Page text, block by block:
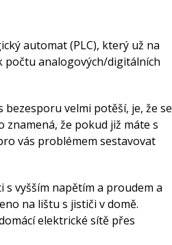
automat (PLC), který už na
počtu analogových/digitálních
velmi potěší, je, že se
znamená, že pokud již máte s
vás problémem sestavovat
vyšším napětím a proudem a
na lištu s jističi v domě.
elektrické sítě přes